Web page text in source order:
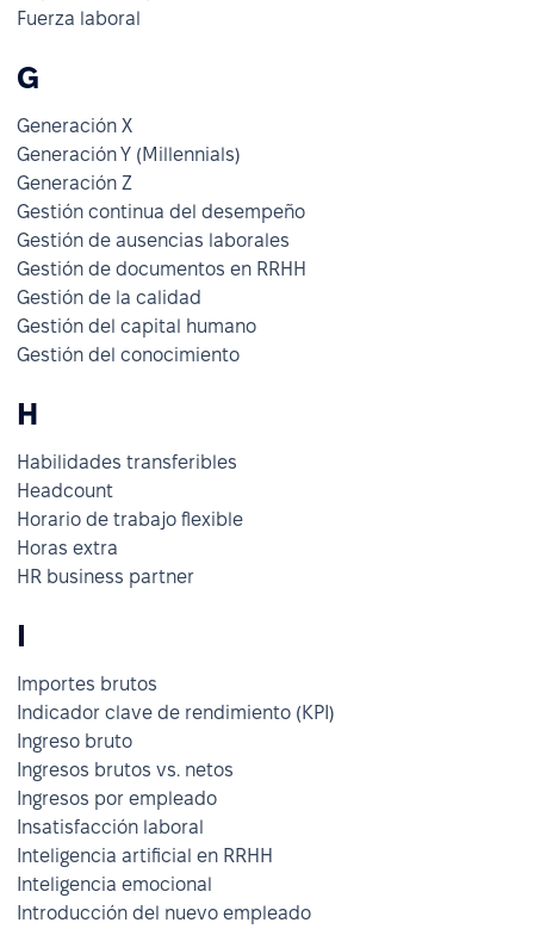
Fuerza laboral
G
Generación X
Generación Y (Millennials)
Generación Z
Gestión continua del desempeño
Gestión de ausencias laborales
Gestión de documentos en RRHH
Gestión de la calidad
Gestión del capital humano
Gestión del conocimiento
H
Habilidades transferibles
Headcount
Horario de trabajo flexible
Horas extra
HR business partner
I
Importes brutos
Indicador clave de rendimiento (KPI)
Ingreso bruto
Ingresos brutos vs. netos
Ingresos por empleado
Insatisfacción laboral
Inteligencia artificial en RRHH
Inteligencia emocional
Introducción del nuevo empleado